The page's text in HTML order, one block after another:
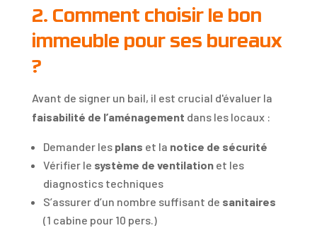
2. Comment choisir le bon
immeuble pour ses bureaux
?
Avant de signer un bail, il est crucial d'évaluer la
faisabilité de l’aménagement dans les locaux :
Demander les plans et la notice de sécurité
Vérifier le système de ventilationet les
diagnostics techniques
S’assurer d’un nombre suffisant de sanitaires
(1 cabine pour 10 pers.)